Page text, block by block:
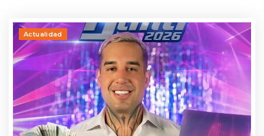
Actualidad